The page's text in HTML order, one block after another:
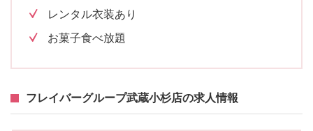
レンタル衣装あり
お菓子食べ放題
フレイバーグループ武蔵小杉店の求人情報